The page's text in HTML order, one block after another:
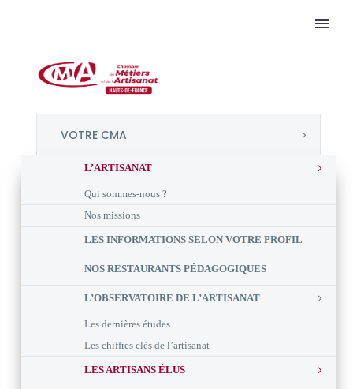
VOTRE CMA
L’ARTISANAT
Qui sommes-nous ?
Nos missions
LES INFORMATIONS SELON VOTRE PROFIL
NOS RESTAURANTS PÉDAGOGIQUES
L’OBSERVATOIRE DE L’ARTISANAT
Les dernières études
Les chiffres clés de l’artisanat
LES ARTISANS ÉLUS